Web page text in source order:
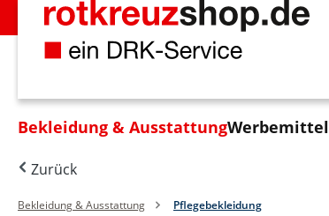
Hauptinhalt springen
Zur Suche springen
Zur Hauptnavigation springen
Bekleidung & AusstattungWerbemittel
Zurück
Bekleidung & Ausstattung Pflegebekleidung